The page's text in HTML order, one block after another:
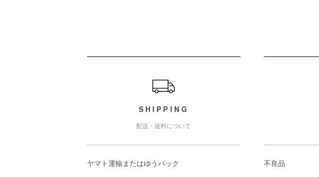
SHIPPING
配送・送料について
ヤマト運輸またはゆうパック
不良品